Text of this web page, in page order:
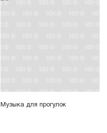
Музыка для прогулок